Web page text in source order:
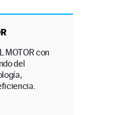
MOTOR con
del